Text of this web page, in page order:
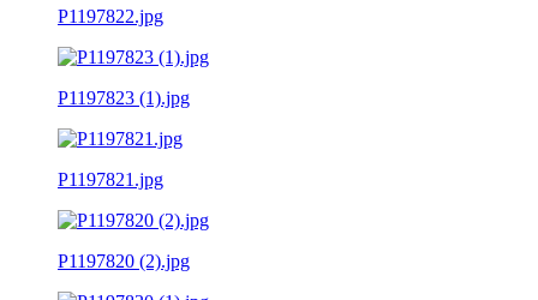
P1197822.jpg
P1197823 (1).jpg
P1197821.jpg
P1197820 (2).jpg